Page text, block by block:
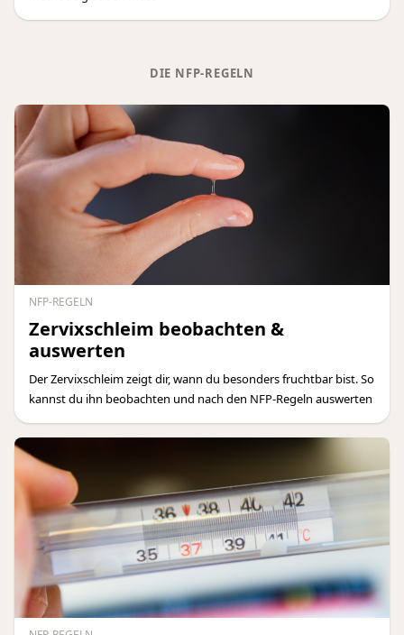
DIE NFP-REGELN
NFP-REGELN
Zervixschleim beobachten &
auswerten
Der Zervixschleim zeigt dir, wann du besonders fruchtbar bist. So
kannst du ihn beobachten und nach den NFP-Regeln auswerten